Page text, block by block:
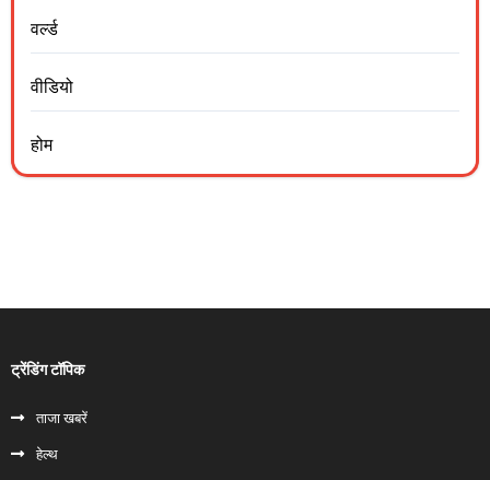
वर्ल्ड
वीडियो
होम
ट्रेंडिंग टॉपिक
ताजा खबरें
हेल्‍थ